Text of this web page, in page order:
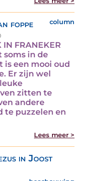
foppe column
IN FRANEKER
soms in de
een mooi oud
Er zijn wel
zitten te
andere
te puzzelen en
Lees meer >
in Joost